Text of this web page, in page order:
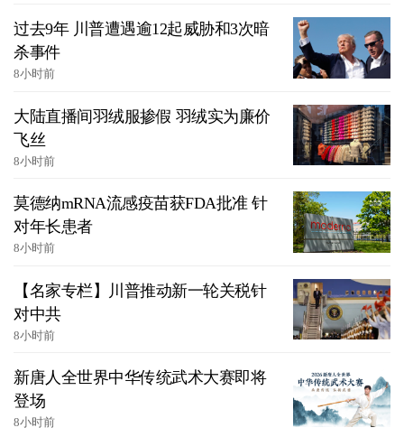
过去9年 川普遭遇逾12起威胁和3次暗
杀事件
8小时前
大陆直播间羽绒服掺假 羽绒实为廉价
飞丝
8小时前
莫德纳mRNA流感疫苗获FDA批准 针
对年长患者
8小时前
【名家专栏】川普推动新一轮关税针
对中共
8小时前
新唐人全世界中华传统武术大赛即将
登场
8小时前